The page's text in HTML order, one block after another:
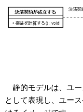
静的モデルは、ユー
として表現し、ユー